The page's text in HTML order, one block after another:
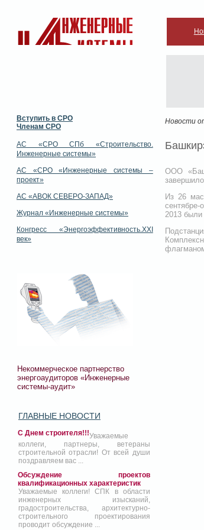
Вступить в СРО
Членам СРО
АС «СРО СПб «Строительство.
Инженерные системы»
АС «СРО «Инженерные системы –
проект»
АС «АВОК СЕВЕРО-ЗАПАД»
Журнал «Инженерные системы»
Конгресс «Энергоэффективность.XXI
век»
Некоммерческое партнерство
энергоаудиторов «Инженерные
системы-аудит»
ГЛАВНЫЕ НОВОСТИ
С Днем строителя!!!Уважаемые
коллеги, партнеры, ветераны
строительной отрасли! От всей души
поздравляем вас ...
Обсуждение проектов
квалификационных характеристик
Уважаемые коллеги! СПК в области
инженерных изысканий,
градостроительства, архитектурно-
строительного проектирования
проводит обсуждение ...
Новости
ООО
Из 26
2013